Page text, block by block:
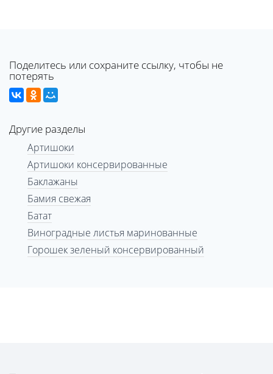
Поделитесь или сохраните ссылку, чтобы не
потерять
Другие разделы
Артишоки
Артишоки консервированные
Баклажаны
Бамия свежая
Батат
Виноградные листья маринованные
Горошек зеленый консервированный